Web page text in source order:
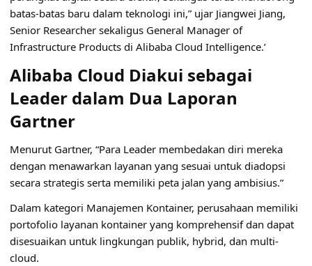
batas-batas baru dalam teknologi ini,” ujar Jiangwei Jiang,
Senior Researcher sekaligus General Manager of
Infrastructure Products di Alibaba Cloud Intelligence.’
Alibaba Cloud Diakui sebagai
Leader dalam Dua Laporan
Gartner
Menurut Gartner, “Para Leader membedakan diri mereka
dengan menawarkan layanan yang sesuai untuk diadopsi
secara strategis serta memiliki peta jalan yang ambisius.”
Dalam kategori Manajemen Kontainer, perusahaan memiliki
portofolio layanan kontainer yang komprehensif dan dapat
disesuaikan untuk lingkungan publik, hybrid, dan multi-
cloud.